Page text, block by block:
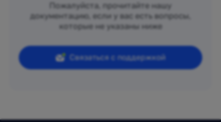
Пожалуйста, прочитайте нашу
документацию, если у вас есть вопросы,
которые не указаны ниже
Связаться с поддержкой